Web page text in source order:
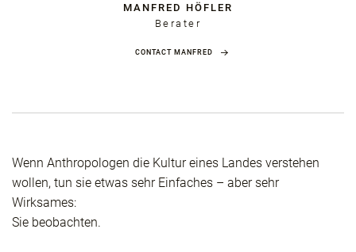
MANFRED HÖFLER
Berater
CONTACT MANFRED
Wenn Anthropologen die Kultur eines Landes verstehen
wollen, tun sie etwas sehr Einfaches – aber sehr
Wirksames:
Sie beobachten.